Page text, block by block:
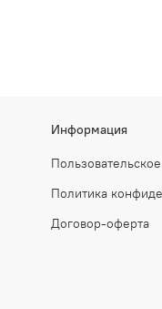
Информация
Политика
Договор-оферта